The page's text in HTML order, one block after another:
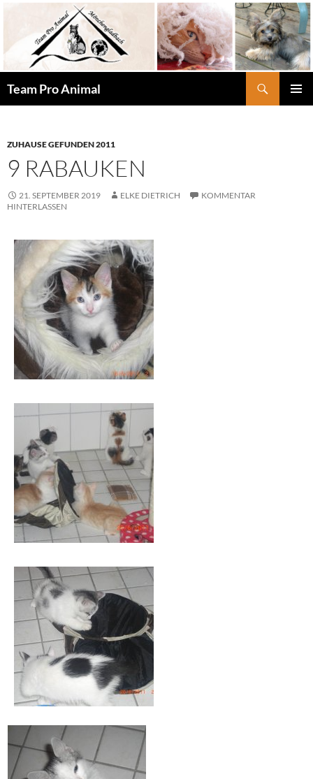
springen
Team Pro Animal
ZUHAUSE GEFUNDEN 2011
9 RABAUKEN
21. SEPTEMBER 2019 ELKE DIETRICH
KOMMENTAR
HINTERLASSEN